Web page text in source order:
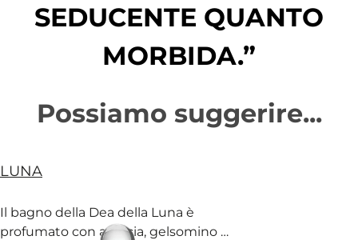
SEDUCENTE QUANTO
MORBIDA.”
Possiamo suggerire...
LUNA
Il bagno della Dea della Luna è
profumato con arancia, gelsomino e